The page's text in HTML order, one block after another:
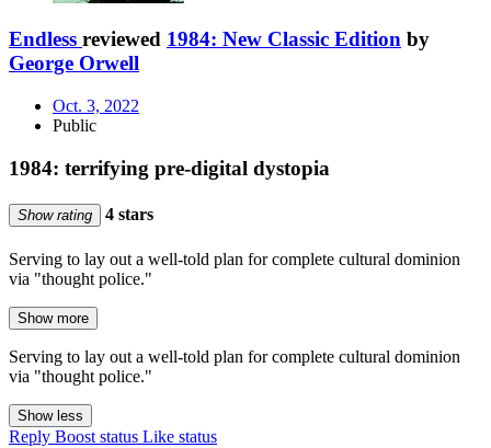
Endless reviewed 1984: New Classic Edition by
George Orwell
Oct. 3, 2022
Public
1984: terrifying pre-digital dystopia
Show rating 4 stars
Serving to lay out a well-told plan for complete cultural dominion
via "thought police."
Show more
Serving to lay out a well-told plan for complete cultural dominion
via "thought police."
Show less
Reply Boost status Like status